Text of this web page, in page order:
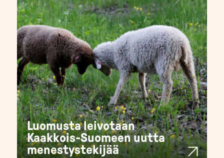
Luomusta leivotaan
Kaakkois-Suomeen uutta
menestystekijää